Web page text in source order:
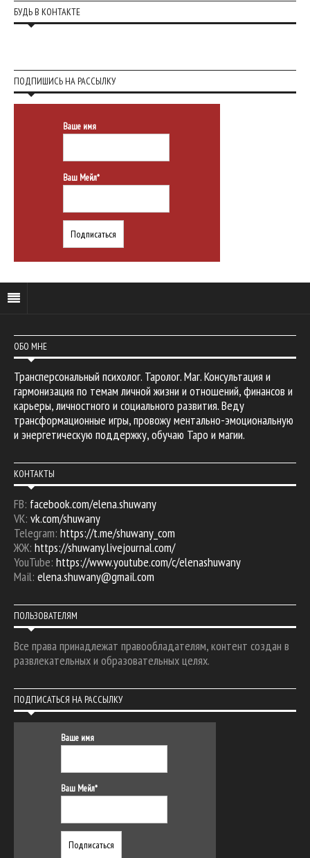
БУДЬ В КОНТАКТЕ
ПОДПИШИСЬ НА РАССЫЛКУ
Ваше имя
Ваш Мейл*
ОБО МНЕ
Трансперсональный психолог. Таролог. Маг. Консультация и
гармонизация по темам личной жизни и отношений, финансов и
карьеры, личностного и социального развития. Веду
трансформационные игры, провожу ментально-эмоциональную
и энергетическую поддержку, обучаю Таро и магии.
КОНТАКТЫ
FB: facebook.com/elena.shuwany
VK: vk.com/shuwany
Telegram: https://t.me/shuwany_com
ЖЖ: https://shuwany.livejournal.com/
YouTube: https://www.youtube.com/c/elenashuwany
Mail: elena.shuwany@gmail.com
ПОЛЬЗОВАТЕЛЯМ
Все права принадлежат правообладателям, контент создан в
развлекательных и образовательных целях.
ПОДПИСАТЬСЯ НА РАССЫЛКУ
Ваше имя
Ваш Мейл*